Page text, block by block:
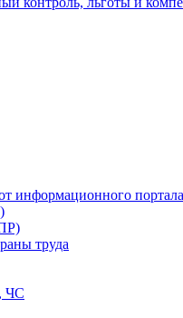
информационного
труда
ЧС